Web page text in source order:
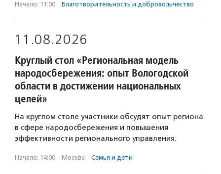
Начало: 11:00 · Благотвори­тель­ность и доброволь­чест­во
11.08.2026
Круглый стол «Региональная модель
народосбережения: опыт Вологодской
области в достижении национальных
целей»
На круглом столе участники обсудят опыт региона
в сфере народосбережения и повышения
эффективности регионального управления.
Начало: 14:00 · Москва · Семья и дети